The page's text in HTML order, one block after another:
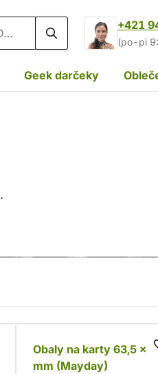
+421
(po-pi
Geek darčeky
Obaly na karty 63,5 x
mm (Mayday)